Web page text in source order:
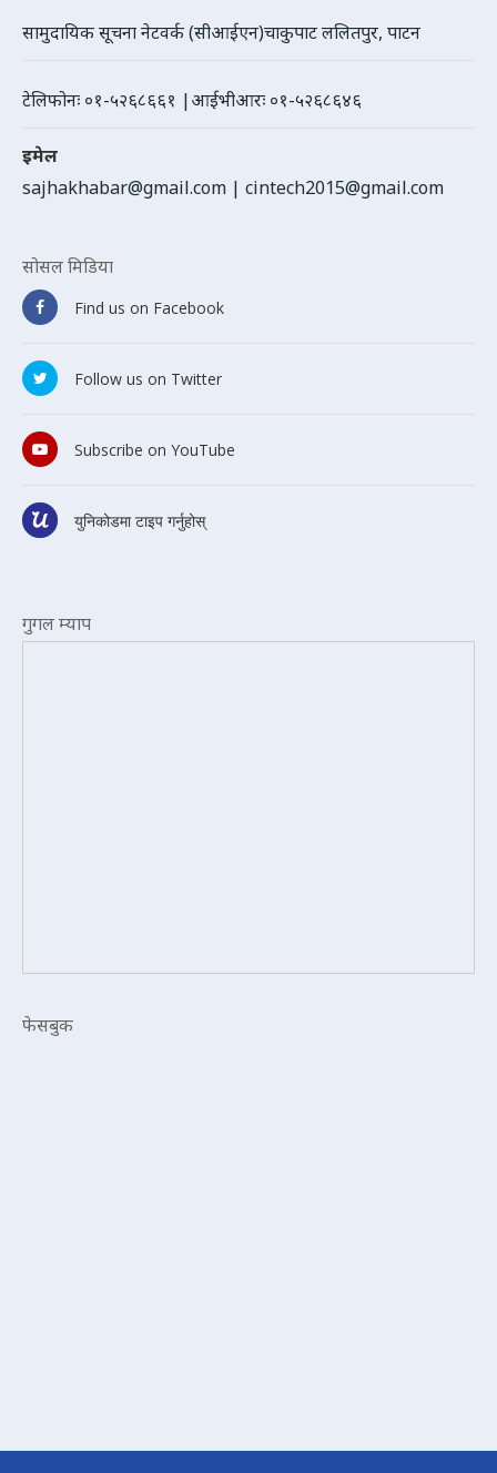
सामुदायिक सूचना नेटवर्क (सीआईएन)चाकुपाट ललितपुर, पाटन
टेलिफोनः ०१-५२६८६६१ |आईभीआरः ०१-५२६८६४६
इमेल
sajhakhabar@gmail.com | cintech2015@gmail.com
सोसल मिडिया
Find us on Facebook
Follow us on Twitter
Subscribe on YouTube
युनिकोडमा टाइप गर्नुहोस्
गुगल म्याप
फेसबुक